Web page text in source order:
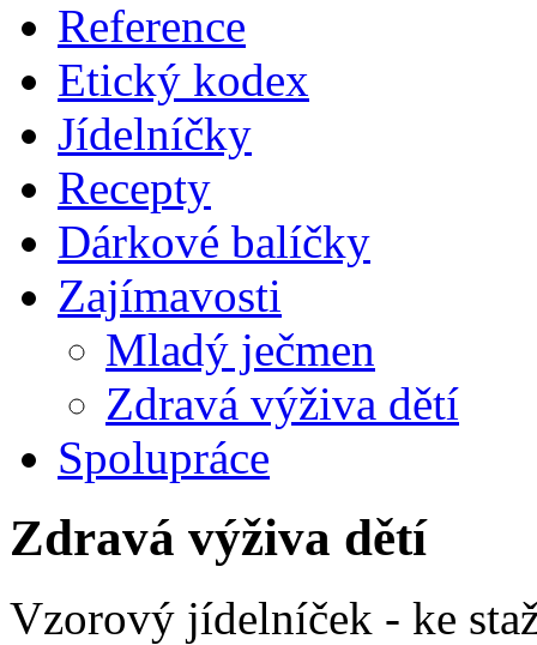
Reference
Etický kodex
Jídelníčky
Recepty
Dárkové balíčky
Zajímavosti
Mladý ječmen
Zdravá výživa dětí
Spolupráce
Zdravá výživa dětí
Vzorový jídelníček - ke